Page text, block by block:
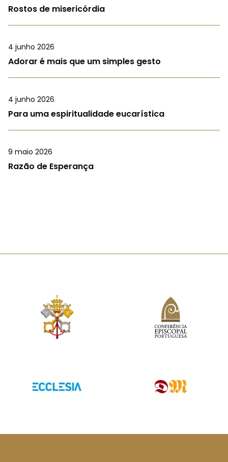
Rostos de misericórdia
4 junho 2026
Adorar é mais que um simples gesto
4 junho 2026
Para uma espiritualidade eucarística
9 maio 2026
Razão de Esperança